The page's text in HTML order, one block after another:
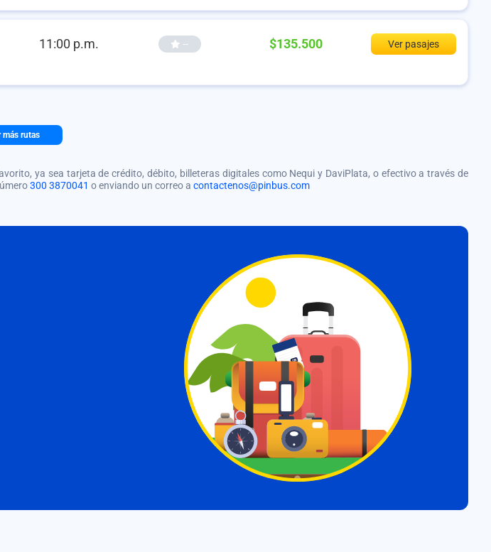
11:00 p.m. -- $135.500 Ver pasajes
más rutas
ya sea tarjeta de crédito, débito, billeteras digitales como Nequi y DaviPlata, o efectivo a través de
300 3870041 o enviando un correo a contactenos@pinbus.com